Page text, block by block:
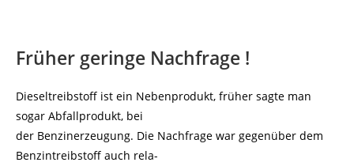
Früher geringe Nachfrage !
Dieseltreibstoff ist ein Nebenprodukt, früher sagte man
sogar Abfallprodukt, bei
der Benzinerzeugung. Die Nachfrage war gegenüber dem
Benzintreibstoff auch rela-